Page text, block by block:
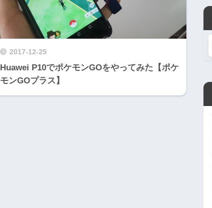
2017-12-25
Huawei P10でポケモンGOをやってみた【ポケ
モンGOプラス】